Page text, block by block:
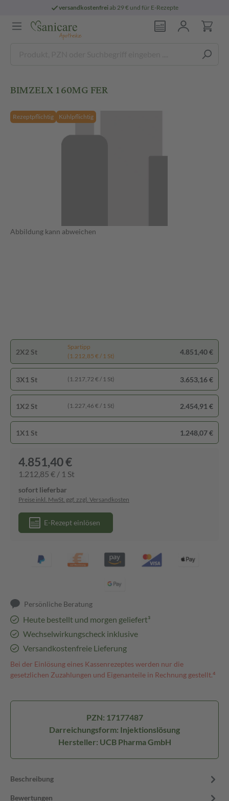
versandkostenfreiab 29 € und für E-Rezepte
BIMZELX 160MG FER
Rezeptpflichtig Kühlpflichtig
Abbildung kann abweichen
2X2 St
Spartipp
(1.212,85 € / 1 St)
4.851,40 €
3X1 St (1.217,72 € / 1 St) 3.653,16 €
1X2 St (1.227,46 € / 1 St) 2.454,91 €
1X1 St 1.248,07 €
4.851,40 €
1.212,85 € / 1 St
sofort lieferbar
Preise inkl. MwSt. ggf. zzgl. Versandkosten
E-Rezept einlösen
Persönliche Beratung
Heute bestellt und morgen geliefert³
Wechselwirkungscheck inklusive
Versandkostenfreie Lieferung
Bei der Einlösung eines Kassenrezeptes werden nur die
gesetzlichen Zuzahlungen und Eigenanteile in Rechnung gestellt.⁴
PZN: 17177487
Darreichungsform: Injektionslösung
Hersteller: UCB Pharma GmbH
Beschreibung
Bewertungen